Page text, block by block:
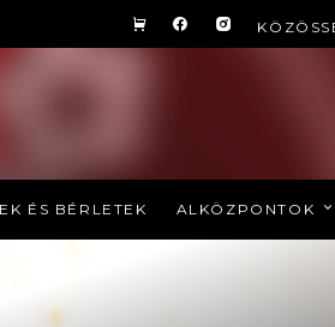
ÉS BÉRLETEK ALKÖZPONTOK